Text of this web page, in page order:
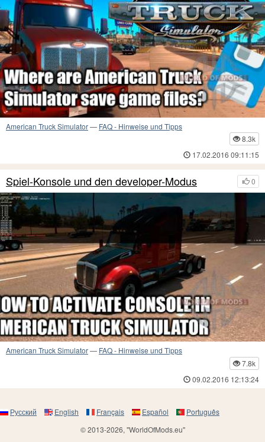
American Truck Simulator— FAQ - Hinweise und Tipps
8.3k
17.02.2016 09:11:15
0
Spiel-Konsole und den developer-Modus
American Truck Simulator— FAQ - Hinweise und Tipps
7.8k
09.02.2016 12:13:24
Русский English Français Español
Português
© 2013-2026, "WorldOfMods.eu"